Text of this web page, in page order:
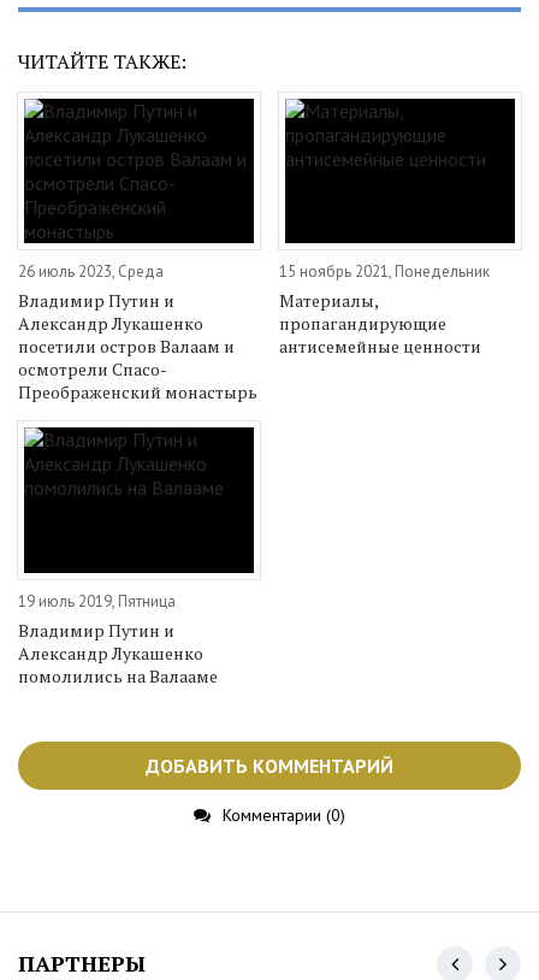
ЧИТАЙТЕ ТАКЖЕ:
26 июль 2023, Среда
Владимир Путин и
Александр Лукашенко
посетили остров Валаам и
осмотрели Спасо-
Преображенский монастырь
15 ноябрь 2021, Понедельник
Материалы,
пропагандирующие
антисемейные ценности
19 июль 2019, Пятница
Владимир Путин и
Александр Лукашенко
помолились на Валааме
ДОБАВИТЬ КОММЕНТАРИЙ
Комментарии (0)
ПАРТНЕРЫ